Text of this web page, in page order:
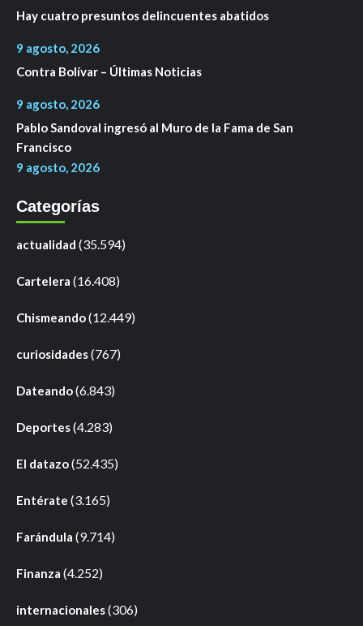
Hay cuatro presuntos delincuentes abatidos
9 agosto, 2026
Contra Bolívar – Últimas Noticias
9 agosto, 2026
Pablo Sandoval ingresó al Muro de la Fama de San
Francisco
9 agosto, 2026
Categorías
actualidad (35.594)
Cartelera (16.408)
Chismeando(12.449)
curiosidades(767)
Dateando(6.843)
Deportes(4.283)
El datazo(52.435)
Entérate (3.165)
Farándula (9.714)
Finanza (4.252)
internacionales(306)